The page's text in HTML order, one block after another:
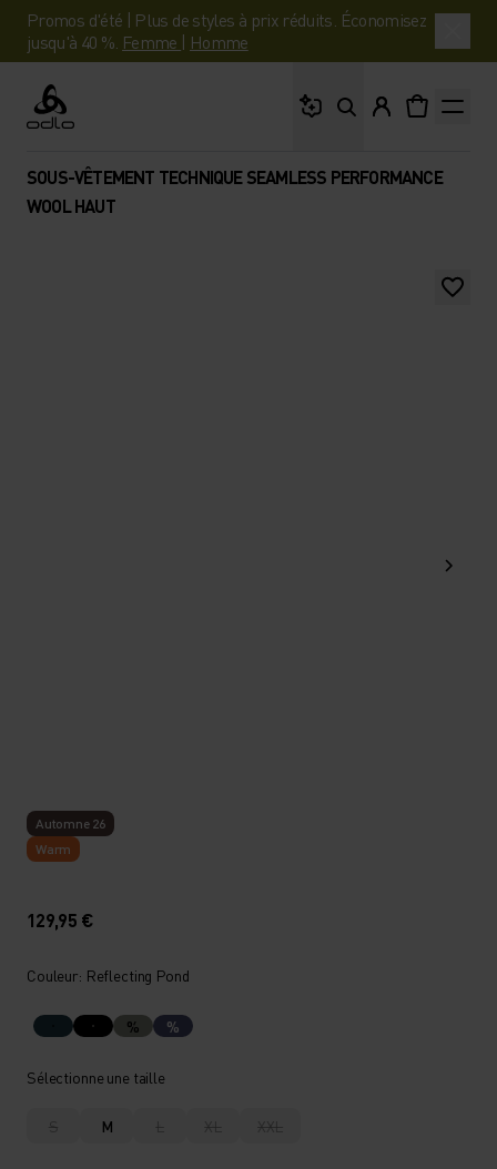
Promos d'été | Plus de styles à prix réduits. Économisez
jusqu'à 40 %. Femme | Homme
Odlo
SOUS-VÊTEMENT TECHNIQUE SEAMLESS PERFORMANCE
WOOL HAUT
Automne 26
Warm
129,95 €
Couleur: Reflecting Pond
% %
Sélectionne une taille
S M L XL XXL